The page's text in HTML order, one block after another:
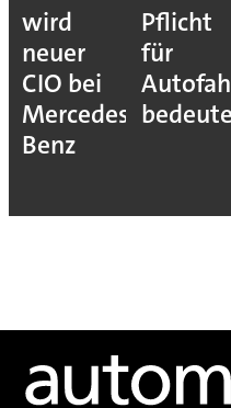
wird
neuer
CIO bei
Mercedes-
Benz
Pflicht
für